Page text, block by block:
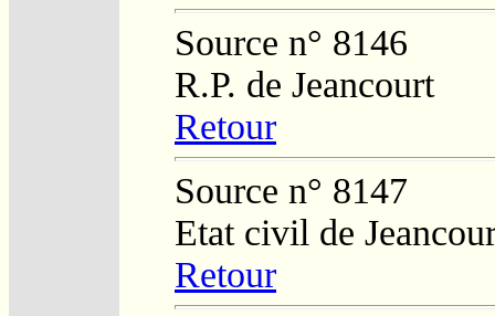
Source n° 8146
R.P. de Jeancourt
Retour
Source n° 8147
Etat civil de
Retour